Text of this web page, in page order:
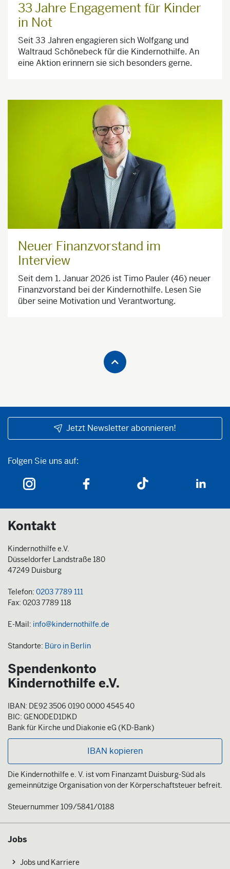
33 Jahre Engagement für Kinder
in Not
Seit 33 Jahren engagieren sich Wolfgang und
Waltraud Schönebeck für die Kindernothilfe. An
eine Aktion erinnern sie sich besonders gerne.
Neuer Finanzvorstand im
Interview
Seit dem 1. Januar 2026 ist Timo Pauler (46) neuer
Finanzvorstand bei der Kindernothilfe. Lesen Sie
über seine Motivation und Verantwortung.
Jetzt Newsletter abonnieren!
Folgen Sie uns auf:
Folgen Sie uns auf:
Kontakt
Kindernothilfe e.V.
Düsseldorfer Landstraße 180
47249 Duisburg
Telefon: 0203 7789 111
Fax: 0203 7789 118
E-Mail: info@kindernothilfe.de
Standorte: Büro in Berlin
Spendenkonto
Kindernothilfe e.V.
IBAN: DE92 3506 0190 0000 4545 40
BIC: GENODED1DKD
Bank für Kirche und Diakonie eG (KD-Bank)
IBAN kopieren
Die Kindernothilfe e. V. ist vom Finanzamt Duisburg-Süd als
gemeinnützige Organisation von der Körperschaftsteuer befreit.
Steuernummer 109/5841/0188
Jobs
Jobs und Karriere